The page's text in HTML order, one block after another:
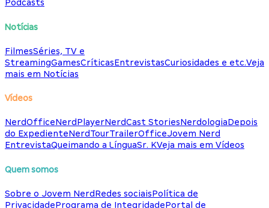
Podcasts
Notícias
FilmesSéries, TV e
StreamingGamesCríticasEntrevistasCuriosidades e etc.Veja
mais em Notícias
Vídeos
NerdOfficeNerdPlayerNerdCast StoriesNerdologiaDepois
do ExpedienteNerdTourTrailerOfficeJovem Nerd
EntrevistaQueimando a LínguaSr. KVeja mais em Vídeos
Quem somos
Sobre o Jovem NerdRedes sociaisPolítica de
PrivacidadePrograma de IntegridadePortal de